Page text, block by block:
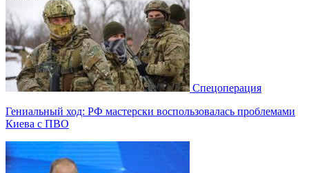
Спецоперация
Гениальный ход: РФ мастерски воспользовалась проблемами
Киева с ПВО